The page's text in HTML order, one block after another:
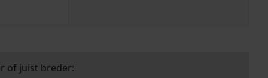
of juist breder: